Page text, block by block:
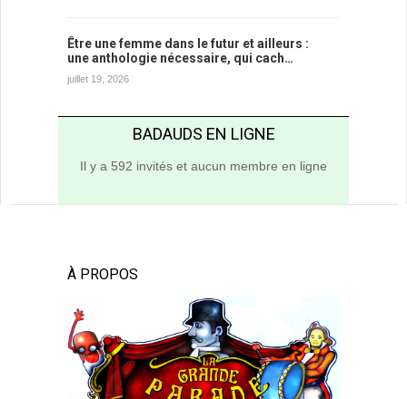
Être une femme dans le futur et ailleurs :
une anthologie nécessaire, qui cach…
juillet 19, 2026
BADAUDS EN LIGNE
Il y a 592 invités et aucun membre en ligne
À PROPOS